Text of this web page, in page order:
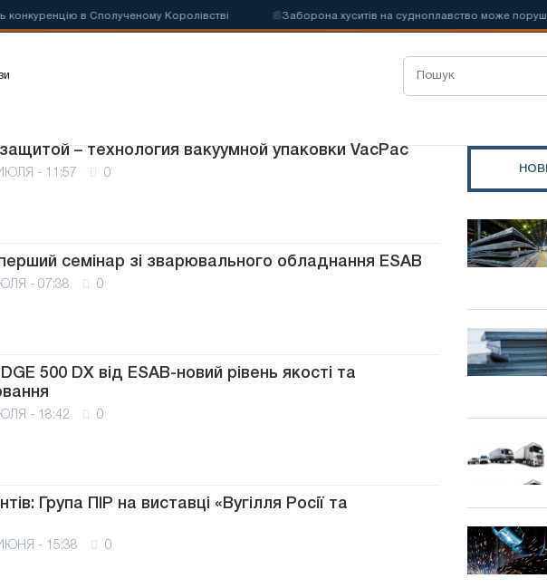
в Сполученому Королівстві Заборона хуситів на судноплавство може порушити
– технология вакуумной упаковки VacPac
- 11:57 0
семінар зі зварювального обладнання ESAB
- 07:38 0
500 DX від ESAB-новий рівень якості та
- 18:42 0
Група ПІР на виставці «Вугілля Росії та
- 15:38 0
Німецька
води
загрожує
thyssenkrupp
Rasselstein
встановлює
досягнення
цілей
Ринок
нових
вантажівок
На
БМК
виробили